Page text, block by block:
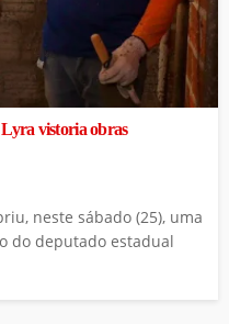
vistoria obras
neste sábado (25), uma
do deputado estadual